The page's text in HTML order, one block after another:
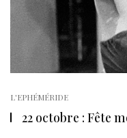
L'EPHÉMÉRIDE
22 octobre : Fête